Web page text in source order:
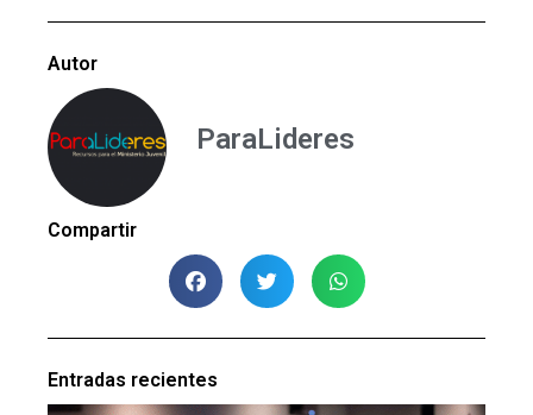
Autor
ParaLideres
Compartir
Entradas recientes